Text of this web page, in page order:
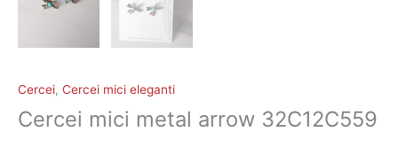
Cercei, Cercei mici eleganti
Cercei mici metal arrow 32C12C559